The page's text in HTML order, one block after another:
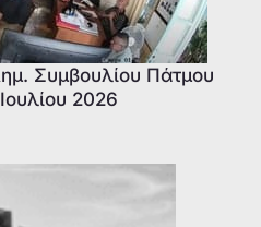
Συμβουλίου Πάτμου
2026